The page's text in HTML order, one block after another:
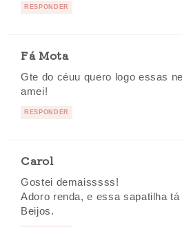
RESPONDER
Fá Mota
Gte do céuu quero logo essas
amei!
RESPONDER
Carol
Gostei demaisssss!
Adoro renda, e essa sapatilha
Beijos.